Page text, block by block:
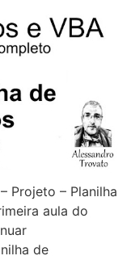
Projeto – Planilha
aula do
de